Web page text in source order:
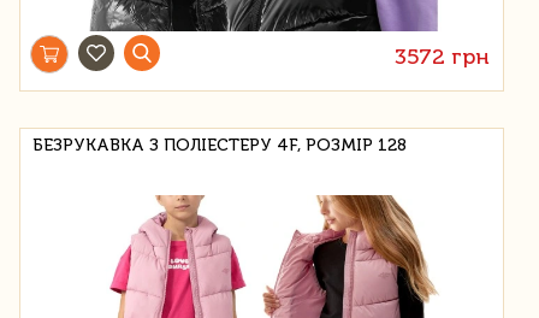
3572 грн
БЕЗРУКАВКА З ПОЛІЕСТЕРУ 4F, РОЗМІР 128